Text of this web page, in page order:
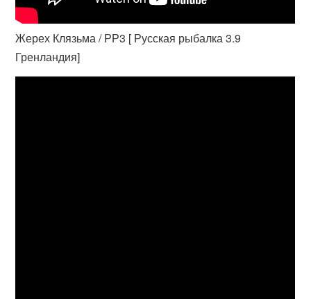
Жерех Клязьма / РР3 [ Русская рыбалка 3.9
Гренландия]